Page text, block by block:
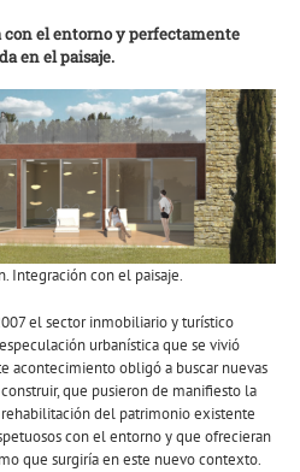
el entorno y perfectamente
en el paisaje.
Integración con el paisaje.
el sector inmobiliario y turístico
urbanística que se vivió
acontecimiento obligó a buscar nuevas
que pusieron de manifiesto la
del patrimonio existente
con el entorno y que ofrecieran
que surgiría en este nuevo contexto.